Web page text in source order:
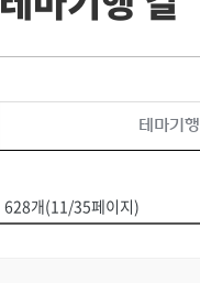
테마기행 길
시청자 FLEX
우리 고
테마기
628개(11/35페이지)